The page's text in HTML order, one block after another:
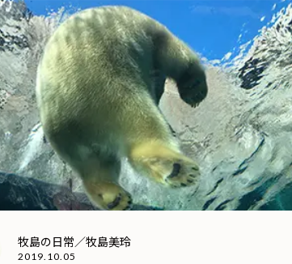
牧島の日常／牧島美玲
2019.10.05